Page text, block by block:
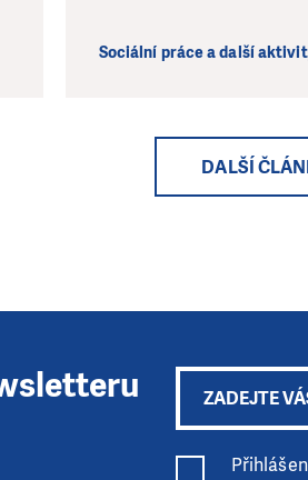
Sociální práce a další
DALŠÍ